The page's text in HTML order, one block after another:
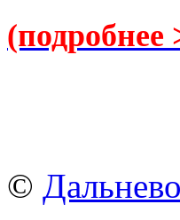
(подробнее
©